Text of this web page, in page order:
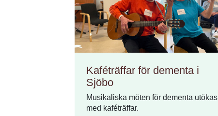
Kaféträffar för dementa i
Sjöbo
Musikaliska möten för dementa utökas
med kaféträffar.